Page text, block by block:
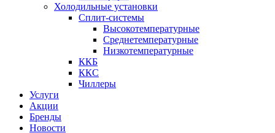
Холодильные установки
Сплит-системы
Высокотемпературные
Среднетемпературные
Низкотемпературные
ККБ
ККС
Чиллеры
Услуги
Акции
Бренды
Новости